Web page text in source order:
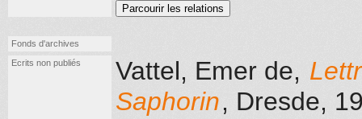
Parcourir les relations
Fonds d'archives
Ecrits non publiés
Vattel, Emer de,
Saphorin, Dresde,